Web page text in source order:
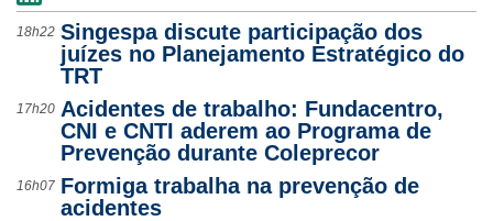
18h22 Singespa discute participação dos
juízes no Planejamento Estratégico do
TRT
17h20 Acidentes de trabalho: Fundacentro,
CNI e CNTI aderem ao Programa de
Prevenção durante Coleprecor
16h07 Formiga trabalha na prevenção de
acidentes